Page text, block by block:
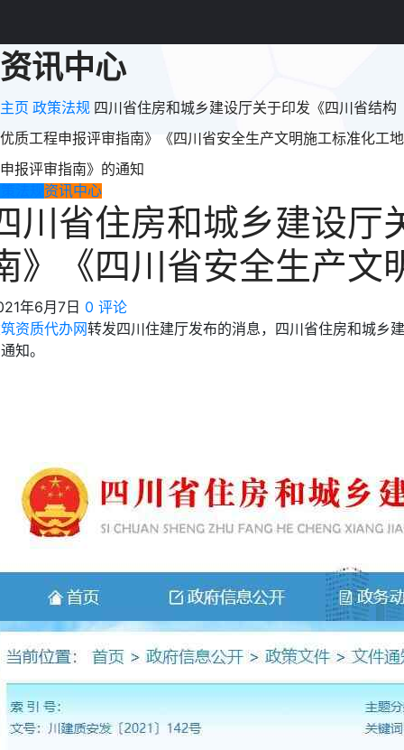
资讯中心
主页 政策法规 四川省住房和城乡建设厅关于印发《四川省结构
优质工程申报评审指南》《四川省安全生产文明施工标准化工地
申报评审指南》的通知
资讯中心
川省住房和城乡建设厅
》《四川省安全生产文
年6月7日 0 评论
资质代办网转发四川住建厅发布的消息，四川省住房和城乡
知。